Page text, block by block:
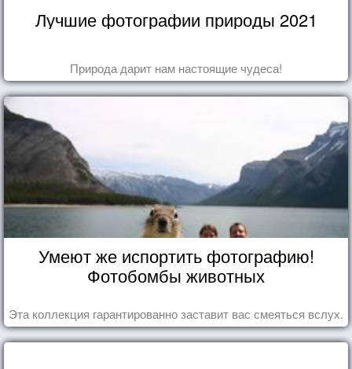
Лучшие фотографии природы 2021
Природа дарит нам настоящие чудеса!
Умеют же испортить фотографию!
Фотобомбы животных
Эта коллекция гарантированно заставит вас смеяться вслух.